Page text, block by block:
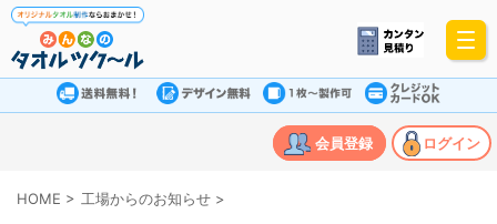
会員登録 ログイン
HOME > 工場からのお知らせ >